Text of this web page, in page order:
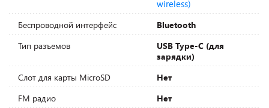
wireless)
Беспроводной интерфейс
Bluetooth
Тип разъемов
USB Type-C (для
зарядки)
Слот для карты MicroSD
Нет
FM радио
Нет